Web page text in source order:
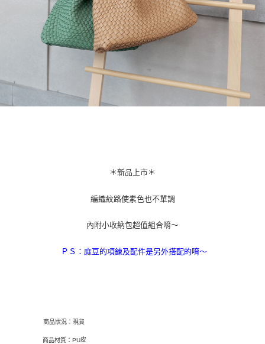
＊新品上市＊
編織紋路使素色也不單調
內附小收納包超值組合唷～
ＰＳ：麻豆的項鍊及配件是另外搭配的唷～
商品狀況：現貨
商品材質：PU皮